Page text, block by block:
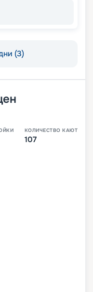
(3)
КОЛИЧЕСТВО КАЮТ
107